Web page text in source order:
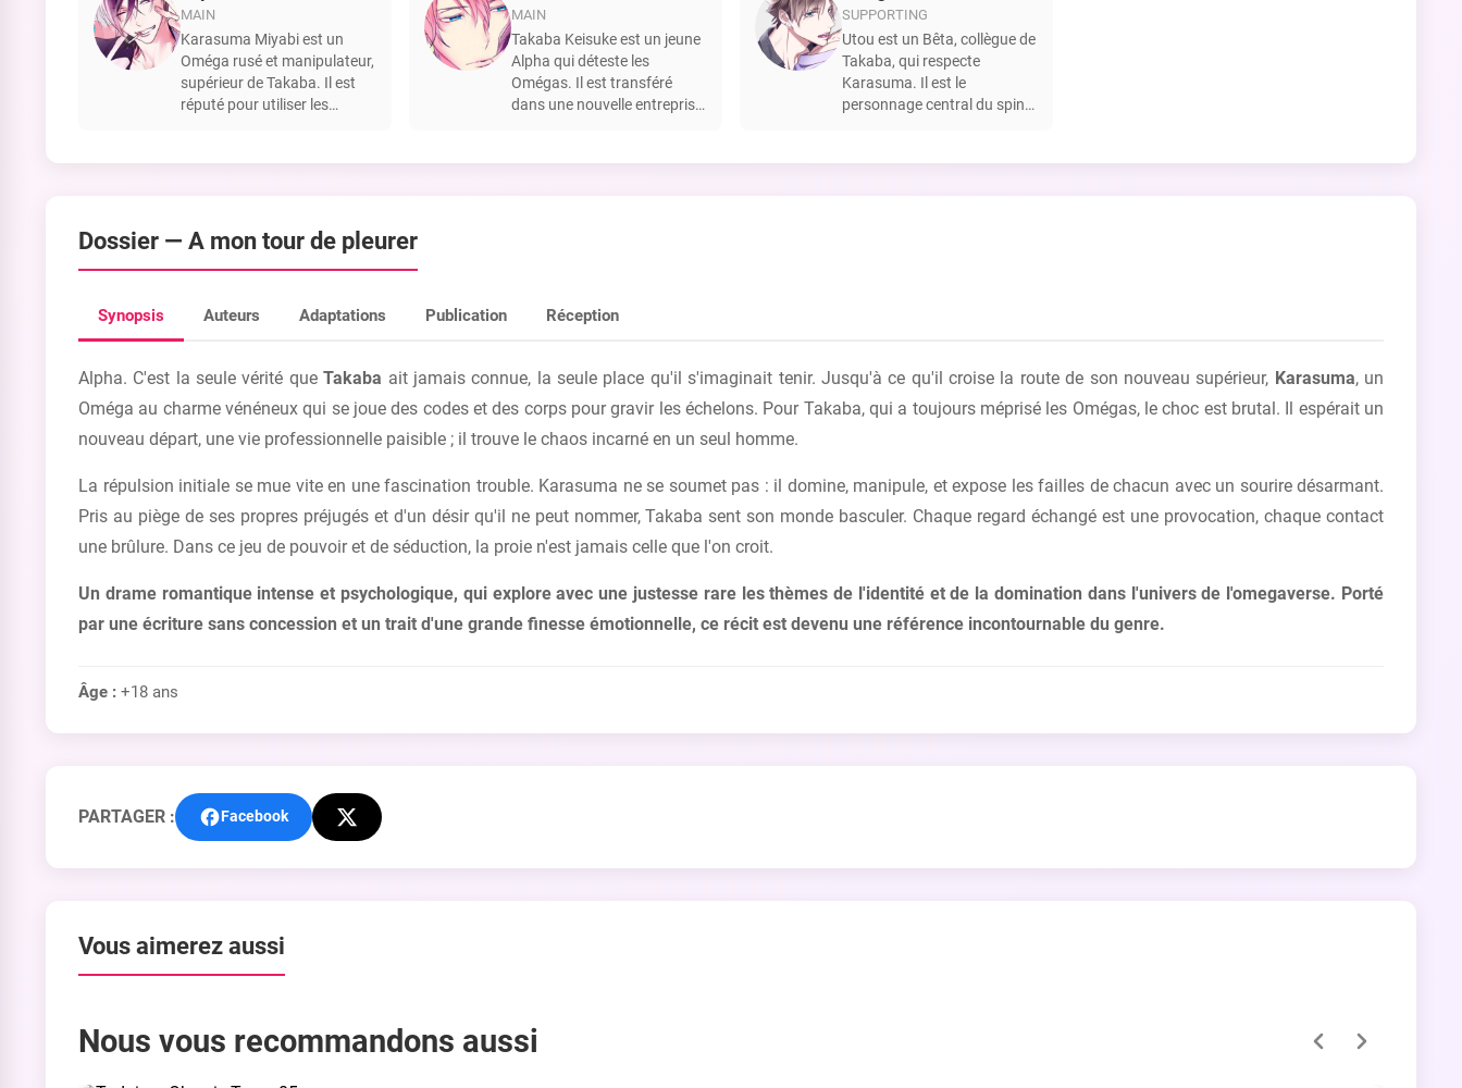
MAIN
Karasuma Miyabi est un
Oméga rusé et manipulateur,
supérieur de Takaba. Il est
réputé pour utiliser les
MAIN
Takaba Keisuke est un jeune
Alpha qui déteste les
Omégas. Il est transféré
dans une nouvelle entreprise
SUPPORTING
Utou est un Bêta, collègue de
Takaba, qui respecte
Karasuma. Il est le
personnage central du spin-
Dossier — A mon tour de pleurer
Synopsis Auteurs Adaptations Publication Réception
Alpha. C'est la seule vérité queTakaba ait jamais connue, la seule place qu'il s'imaginait tenir. Jusqu'à ce qu'il croise la route de son nouveau supérieur, Karasuma, un
Oméga au charme vénéneux qui se joue des codes et des corps pour gravir les échelons. Pour Takaba, qui a toujours méprisé les Omégas, le choc est brutal. Il espérait un
nouveau départ, une vie professionnelle paisible ; il trouve le chaos incarné en un seul homme.
La répulsion initiale se mue vite en une fascination trouble. Karasuma ne se soumet pas : il domine, manipule, et expose les failles de chacun avec un sourire désarmant.
Pris au piège de ses propres préjugés et d'un désir qu'il ne peut nommer, Takaba sent son monde basculer. Chaque regard échangé est une provocation, chaque contact
une brûlure. Dans ce jeu de pouvoir et de séduction, la proie n'est jamais celle que l'on croit.
Un drame romantique intense et psychologique, qui explore avec une justesse rare les thèmes de l'identité et de la domination dans l'univers de l'omegaverse. Porté
par une écriture sans concession et un trait d'une grande finesse émotionnelle, ce récit est devenu une référence incontournable du genre.
Âge : +18 ans
PARTAGER : Facebook
Vous aimerez aussi
Nous vous recommandons aussi